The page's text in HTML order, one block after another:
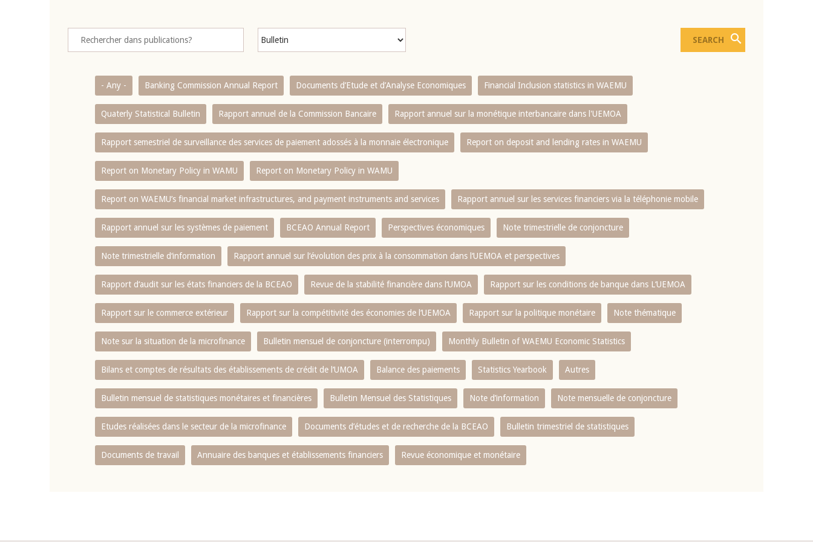
- Any - Banking Commission Annual Report Documents d’Etude et d’Analyse Economiques Financial Inclusion statistics in WAEMU
Quaterly Statistical Bulletin Rapport annuel de la Commission Bancaire Rapport annuel sur la monétique interbancaire dans l'UEMOA
Rapport semestriel de surveillance des services de paiement adossés à la monnaie électronique Report on deposit and lending rates in WAEMU
Report on Monetary Policy in WAMU Report on Monetary Policy in WAMU
Report on WAEMU’s financial market infrastructures, and payment instruments and services Rapport annuel sur les services financiers via la téléphonie mobile
Rapport annuel sur les systèmes de paiement BCEAO Annual Report Perspectives économiques Note trimestrielle de conjoncture
Note trimestrielle d‘information Rapport annuel sur l‘évolution des prix à la consommation dans l‘UEMOA et perspectives
Rapport d‘audit sur les états financiers de la BCEAO Revue de la stabilité financière dans l‘UMOA Rapport sur les conditions de banque dans L‘UEMOA
Rapport sur le commerce extérieur Rapport sur la compétitivité des économies de l‘UEMOA Rapport sur la politique monétaire Note thématique
Note sur la situation de la microfinance Bulletin mensuel de conjoncture (interrompu) Monthly Bulletin of WAEMU Economic Statistics
Bilans et comptes de résultats des établissements de crédit de l‘UMOA Balance des paiements Statistics Yearbook Autres
Bulletin mensuel de statistiques monétaires et financières Bulletin Mensuel des Statistiques Note d’information Note mensuelle de conjoncture
Etudes réalisées dans le secteur de la microfinance Documents d’études et de recherche de la BCEAO Bulletin trimestriel de statistiques
Documents de travail Annuaire des banques et établissements financiers Revue économique et monétaire